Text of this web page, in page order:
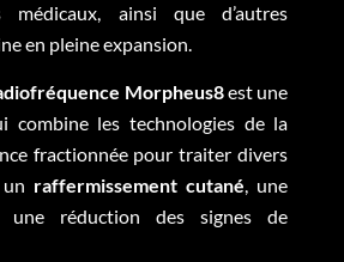
ainsi que d’autres
en pleine expansion.
Morpheus8est une
combine les technologies de la
fractionnée pour traiter divers
raffermissement cutané, une
réduction des signes de